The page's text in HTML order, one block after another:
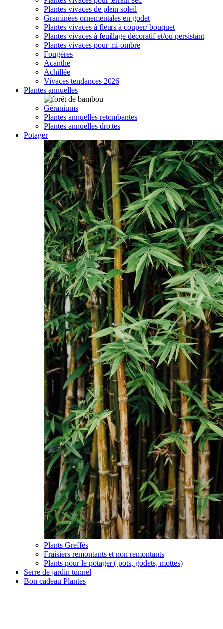
Plantes vivaces de plein soleil
Graminées ornementales en godet
Plantes vivaces à fleurs à couper/ bouquet
Plantes vivaces à feuillage décoratif et/ou persistant
Plantes vivaces pour mi-ombre
Fougères
Acanthe
Achillée
Vivaces tendances 2026
Plantes annuelles
Géraniums
Plantes annuelles retombantes
Plantes annuelles droites
Potager
Plants Greffés
Fraisiers remontants et non remontants
Plants pour le potager ( pots, godets, mottes)
Serre de jardin tunnel
Bon cadeau Plantes